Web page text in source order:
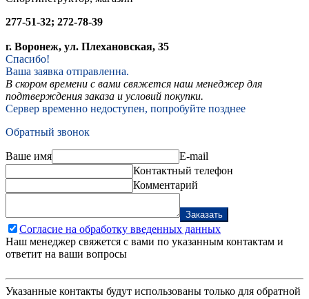
277-51-32; 272-78-39
г. Воронеж, ул. Плехановская, 35
Спасибо!
Ваша заявка отправленна.
В скором времени с вами свяжется наш менеджер для
подтверждения заказа и условий покупки.
Сервер временно недоступен, попробуйте позднее
Обратный звонок
Ваше имя
E-mail
Контактный телефон
Комментарий
Заказать
Согласие на обработку введенных данных
Наш менеджер свяжется с вами по указанным контактам и
ответит на ваши вопросы
Указанные контакты будут использованы только для обратной